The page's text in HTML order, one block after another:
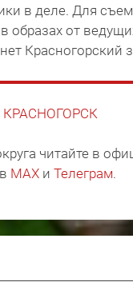
в деле. Для
образах от
Красногорский
КРАСНОГОРСК
читайте в
MAX и Телеграм.